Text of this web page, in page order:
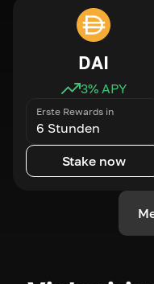
DAI
3% APY
Erste Rewards in
6 Stunden
Stake now